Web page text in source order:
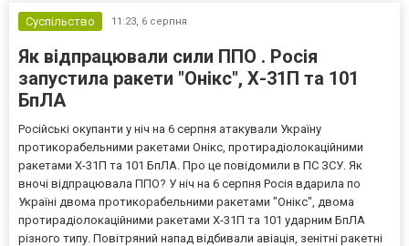
Суспільство 11:23, 6 серпня
Як відпрацювали сили ППО . Росія
запустила ракети "Онікс", Х-31П та 101
БпЛА
Російські окупанти у ніч на 6 серпня атакували Україну
протикорабельними ракетами Онікс, протирадіолокаційними
ракетами Х-31П та 101 БпЛА. Про це повідомили в ПС ЗСУ. Як
вночі відпрацювала ППО? У ніч на 6 серпня Росія вдарила по
Україні двома протикорабельними ракетами "Онікс", двома
протирадіолокаційними ракетами Х-31П та 101 ударним БпЛА
різного типу. Повітряний напад відбивали авіація, зенітні ракетні